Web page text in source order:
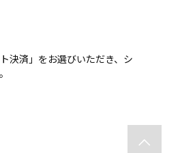
決済」をお選びいただき、シ